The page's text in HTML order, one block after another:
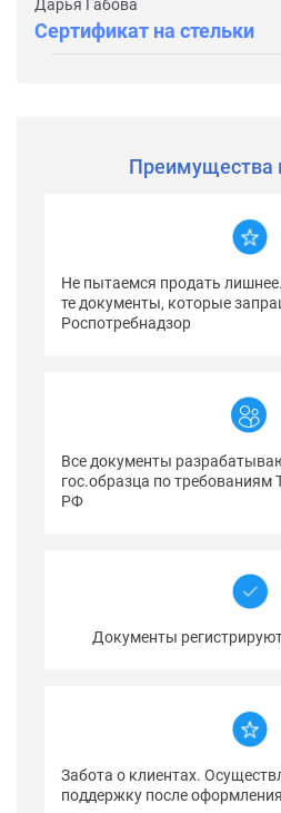
Дарья Габова
Сертификат на стельки
Преимущества
Не пытаемся продать
те документы, которые
Роспотребнадзор
Все документы
гос.образца по требованиям
РФ
Документы
Забота о клиентах.
поддержку после